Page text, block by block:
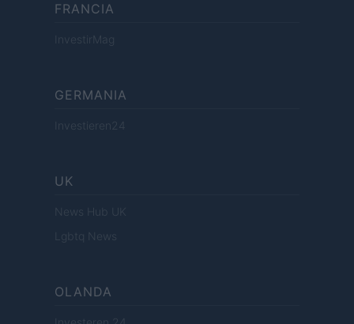
FRANCIA
InvestirMag
GERMANIA
Investieren24
UK
News Hub UK
Lgbtq News
OLANDA